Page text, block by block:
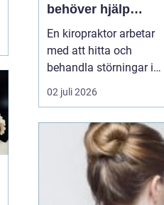
behöver hjälp
tillbaka
En kiropraktor arbetar
med att hitta och
behandla störningar i
kroppens leder, muskler
och nervsystem. Målet
smärta, bättre rörlighet
och en vardag som
fungerar igen.
Kiropraktik passar
02 juli 2026